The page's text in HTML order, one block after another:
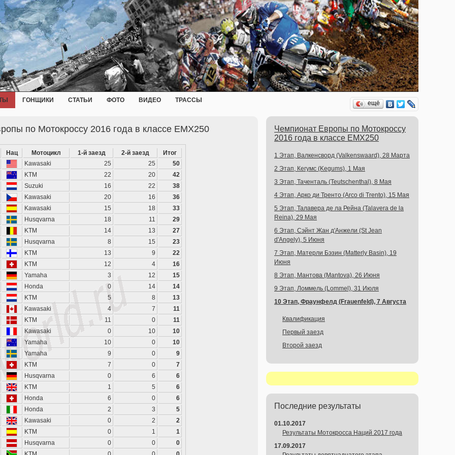
ГОНЩИКИ СТАТЬИ ФОТО ВИДЕО ТРАССЫ ещё
по Мотокроссу 2016 года в классе EMX250
Нац Мотоцикл 1-й заезд 2-й заезд
Итог
Kawasaki
25 25
50
KTM
22 20
42
Suzuki
16 22
38
Kawasaki
20 16
36
Kawasaki
15 18
33
Husqvarna
18 11
29
KTM
14 13
27
Husqvarna
8 15
23
KTM
13 9
22
KTM
12 4
16
Yamaha
3 12
15
Honda
0 14
14
KTM
5 8
13
Kawasaki
4 7
11
KTM
11 0
11
Kawasaki
0 10
10
Yamaha
10 0
10
Yamaha
9 0
9
KTM
7 0
7
Husqvarna
0 6
6
KTM
1 5
6
Honda
6 0
6
Honda
2 3
5
Kawasaki
0 2
2
KTM
0 1
1
Husqvarna
0 0
0
Чемпионат Европы по Мотокроссу
2016 года в классе EMX250
1 Этап, Валкенсворд (Valkenswaard), 28 Марта
2 Этап, Кегумс (Kegums), 1 Мая
3 Этап, Таченталь (Teutschenthal), 8 Мая
4 Этап, Арко ди Тренто (Arco di Trento), 15 Мая
5 Этап, Талавера де ла Рейна (Talavera de la
Reina), 29 Мая
6 Этап, Сэйнт Жан д'Анжели (St Jean
d'Angely), 5 Июня
7 Этап, Матерли Бэзин (Matterly Basin), 19
Июня
8 Этап, Мантова (Mantova), 26 Июня
9 Этап, Ломмель (Lommel), 31 Июля
10 Этап, Фраунфелд (Frauenfeld), 7 Августа
Квалификация
Первый заезд
Второй заезд
Последние результаты
01.10.2017
Результаты Мотокросса Наций 2017 года
17.09.2017